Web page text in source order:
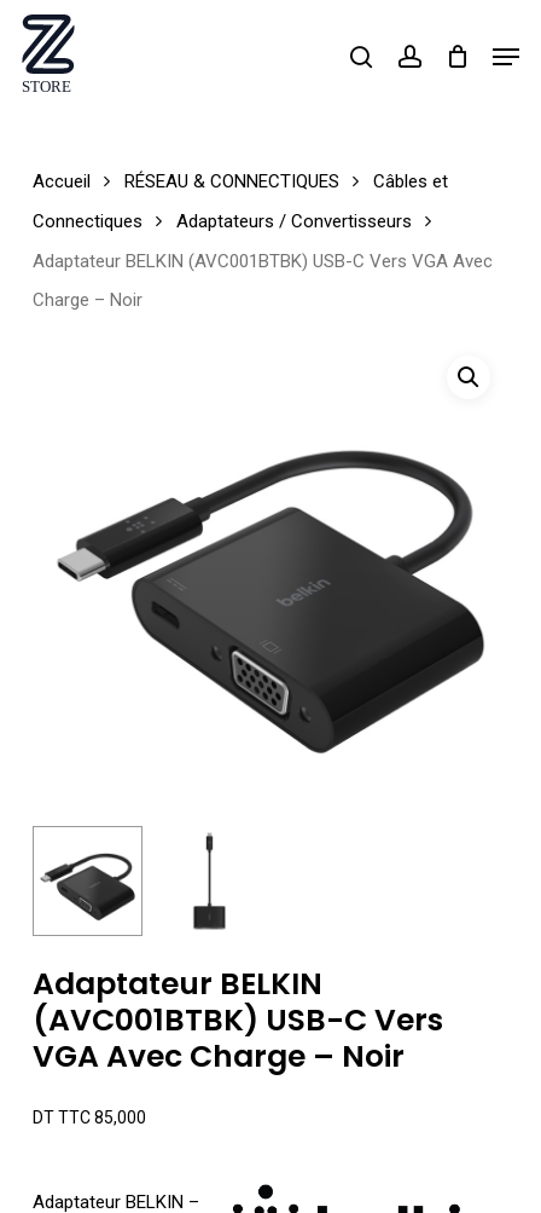
Skip
main
searchaccount
Accueil RÉSEAU & CONNECTIQUES
Câbles et
Connectiques
Adaptateurs / Convertisseurs
Adaptateur BELKIN (AVC001BTBK) USB-C Vers VGA Avec
Charge – Noir
Adaptateur BELKIN
(AVC001BTBK) USB-C Vers
VGA Avec Charge – Noir
DT TTC85,000
Adaptateur BELKIN –